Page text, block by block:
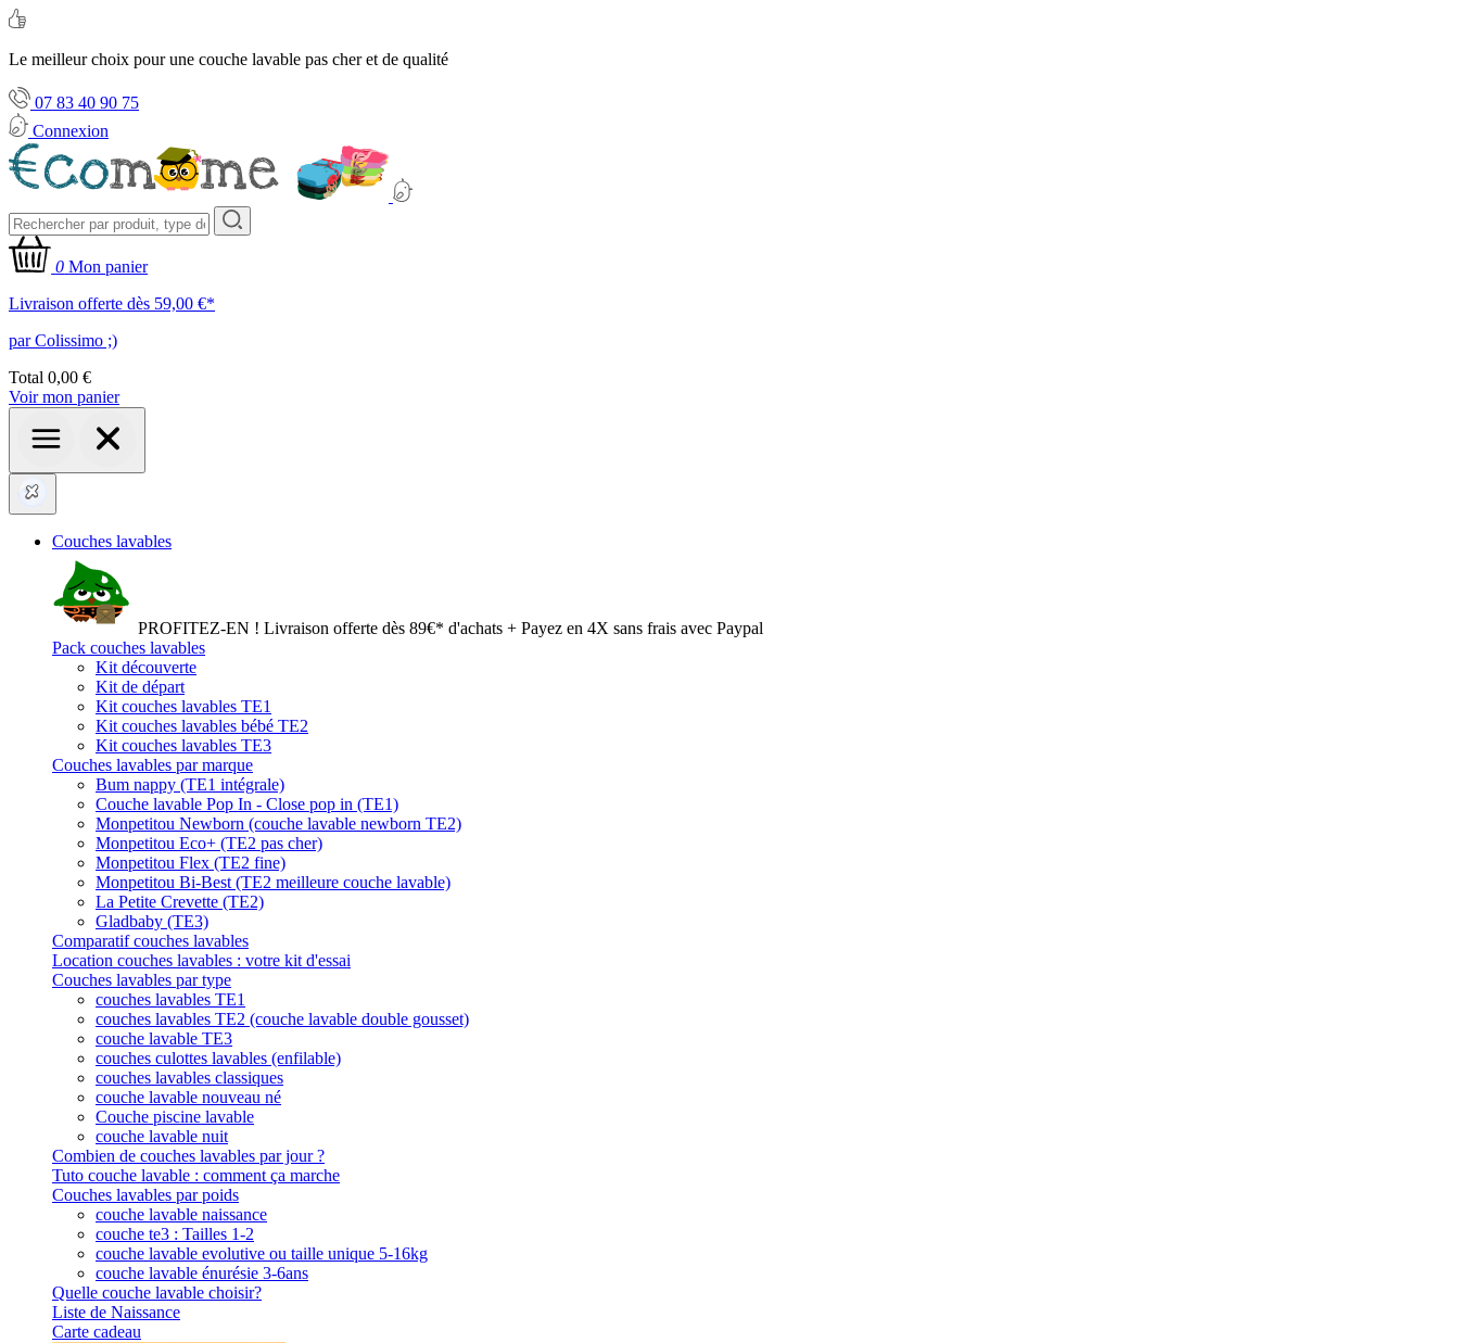
Le meilleur choix pour une couche lavable pas cher et de qualité
07 83 40 90 75
Connexion
0 Mon panier
Livraison offerte dès 59,00 €*
par Colissimo ;)
Total 0,00 €
Voir mon panier
Couches lavables
PROFITEZ-EN ! Livraison offerte dès 89€* d'achats + Payez en 4X sans frais avec Paypal
Pack couches lavables
Kit découverte
Kit de départ
Kit couches lavables TE1
Kit couches lavables bébé TE2
Kit couches lavables TE3
Couches lavables par marque
Bum nappy (TE1 intégrale)
Couche lavable Pop In - Close pop in (TE1)
Monpetitou Newborn (couche lavable newborn TE2)
Monpetitou Eco+ (TE2 pas cher)
Monpetitou Flex (TE2 fine)
Monpetitou Bi-Best (TE2 meilleure couche lavable)
La Petite Crevette (TE2)
Gladbaby (TE3)
Comparatif couches lavables
Location couches lavables : votre kit d'essai
Couches lavables par type
couches lavables TE1
couches lavables TE2 (couche lavable double gousset)
couche lavable TE3
couches culottes lavables (enfilable)
couches lavables classiques
couche lavable nouveau né
Couche piscine lavable
couche lavable nuit
Combien de couches lavables par jour ?
Tuto couche lavable : comment ça marche
Couches lavables par poids
couche lavable naissance
couche te3 : Tailles 1-2
couche lavable evolutive ou taille unique 5-16kg
couche lavable énurésie 3-6ans
Quelle couche lavable choisir?
Liste de Naissance
Carte cadeau